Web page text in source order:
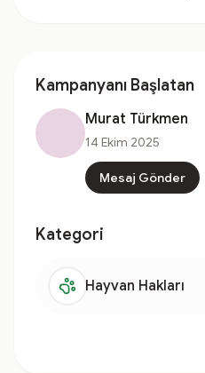
Kampanyanı Başlatan
Murat Türkmen
14 Ekim 2025
Mesaj Gönder
Kategori
Hayvan Hakları